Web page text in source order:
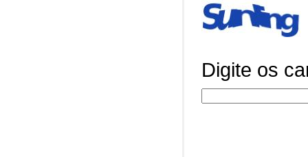
Digite os